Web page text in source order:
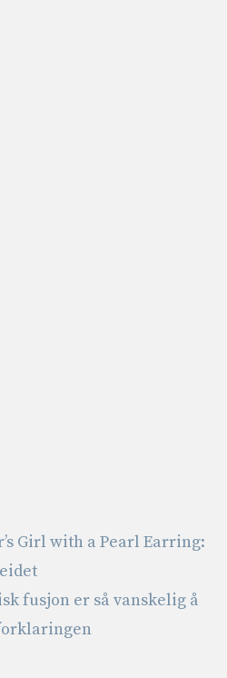
Girl with a Pearl Earring:
fusjon er så vanskelig å